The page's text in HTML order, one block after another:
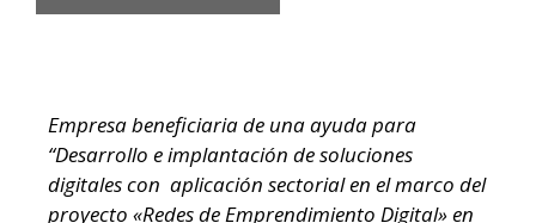
Empresa beneficiaria de una ayuda para
“Desarrollo e implantación de soluciones
digitales con aplicación sectorial en el marco del
proyecto «Redes de Emprendimiento Digital» en